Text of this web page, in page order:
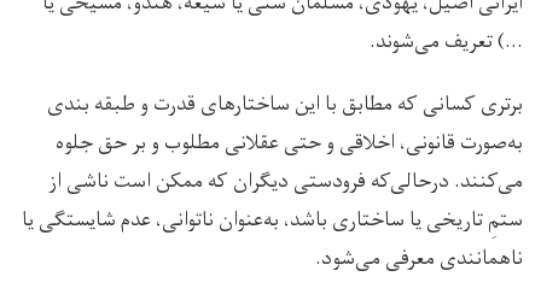
…) تعریف می‌شوند.
برتری کسانی که مطابق با این ساختارهای قدرت و طبقه بندی
به‌صورت قانونی، اخلاقی و حتی عقلانی مطلوب و بر حق جلوه
می‌کنند. درحالی‌که فرودستی دیگران که ممکن است ناشی از
ستمِ تاریخی یا ساختاری باشد، به‌عنوان ناتوانی، عدم شایستگی یا
ناهمانندی معرفی می‌شود.